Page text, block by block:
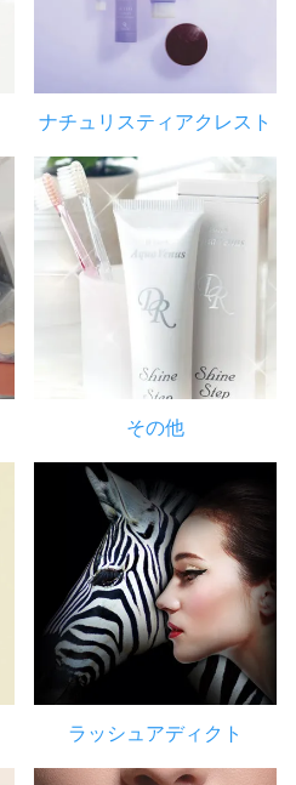
ナチュリスティアクレスト
その他
ラッシュアディクト